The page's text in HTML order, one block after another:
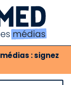
: signez